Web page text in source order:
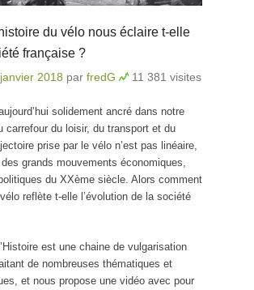
du vélo nous éclaire t-elle
française ?
2018 par fredG 11 381 visites
solidement ancré dans notre
carrefour du loisir, du transport et du
prise par le vélo n’est pas linéaire,
grands mouvements économiques,
du XXème siècle. Alors comment
vélo reflète t-elle l’évolution de la société
est une chaine de vulgarisation
de nombreuses thématiques et
et nous propose une vidéo avec pour